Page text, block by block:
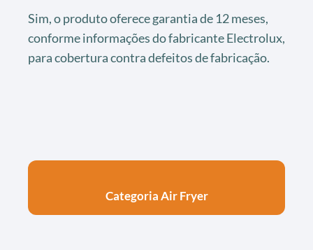
Sim, o produto oferece garantia de 12 meses,
conforme informações do fabricante Electrolux,
para cobertura contra defeitos de fabricação.
Categoria Air Fryer